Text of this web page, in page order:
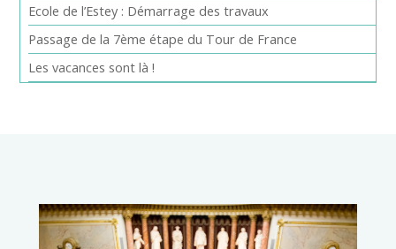
Ecole de l’Estey : Démarrage des travaux
Passage de la 7ème étape du Tour de France
Les vacances sont là !